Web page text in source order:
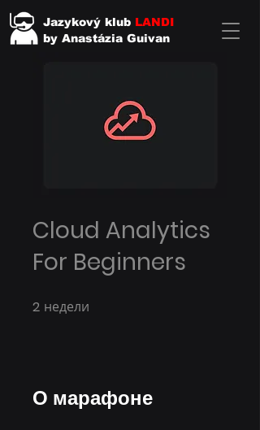
Jazykový klub LANDI
by Anastázia Guivan
Cloud Analytics
For Beginners
2 недели
О марафоне